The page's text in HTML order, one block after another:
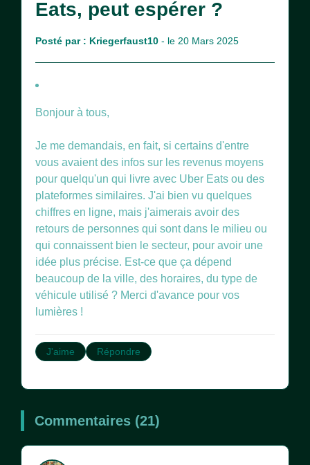
Eats, peut espérer ?
Posté par : Kriegerfaust10 - le 20 Mars 2025
Bonjour à tous,
Je me demandais, en fait, si certains d'entre
vous avaient des infos sur les revenus moyens
pour quelqu'un qui livre avec Uber Eats ou des
plateformes similaires. J'ai bien vu quelques
chiffres en ligne, mais j'aimerais avoir des
retours de personnes qui sont dans le milieu ou
qui connaissent bien le secteur, pour avoir une
idée plus précise. Est-ce que ça dépend
beaucoup de la ville, des horaires, du type de
véhicule utilisé ? Merci d'avance pour vos
lumières !
J'aime Répondre
Commentaires (21)